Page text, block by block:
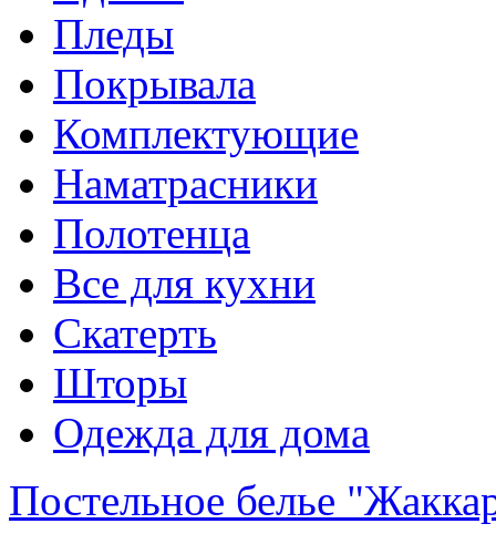
Пледы
Покрывала
Комплектующие
Наматрасники
Полотенца
Все для кухни
Скатерть
Шторы
Одежда для дома
Постельное белье